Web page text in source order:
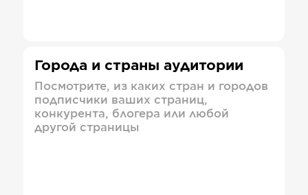
Города и страны аудитории
Посмотрите, из каких стран и городов
подписчики ваших страниц,
конкурента, блогера или любой
другой страницы